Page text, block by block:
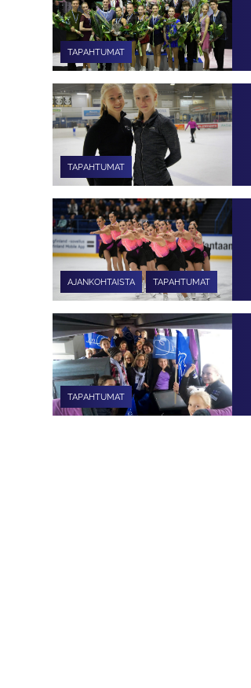
TAPAHTUMAT
TAPAHTUMAT
AJANKOHTAISTA TAPAHTUMAT
TAPAHTUMAT